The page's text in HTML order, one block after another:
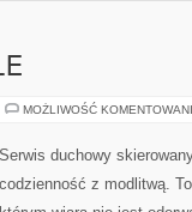
MOŻLIWOŚĆ
Serwis duchowy
codzienność z modlitwą.